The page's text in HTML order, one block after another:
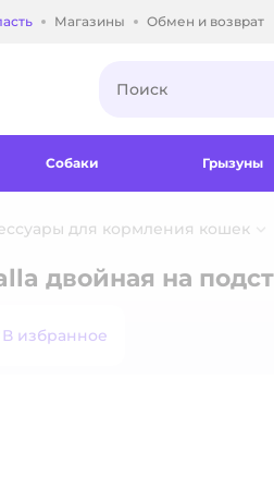
адреса доставки.
Магазины Обмен и возврат
Собаки Грызуны
для кормления кошек
двойная на
В избранное